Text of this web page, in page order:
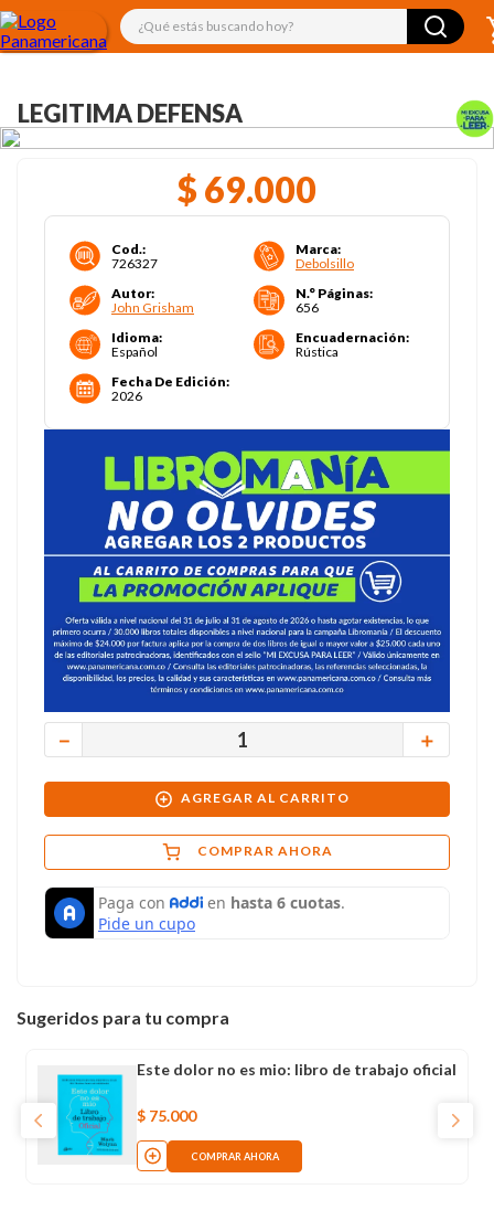
¿Qué estás buscando hoy?
LEGITIMA DEFENSA
$ 69.000
Cod.:
726327
Marca:
Debolsillo
Autor:
John Grisham
N.° Páginas:
656
Idioma:
Español
Encuadernación:
Rústica
Fecha De Edición:
2026
＋
－
AGREGAR AL CARRITO
COMPRAR AHORA
Sugeridos para tu compra
Este dolor no es mio: libro de trabajo oficial
$ 75.000
COMPRAR AHORA